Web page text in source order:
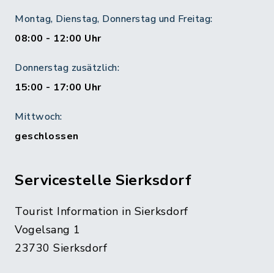
Montag, Dienstag, Donnerstag und Freitag:
08:00 - 12:00 Uhr
Donnerstag zusätzlich:
15:00 - 17:00 Uhr
Mittwoch:
geschlossen
Servicestelle Sierksdorf
Tourist Information in Sierksdorf
Vogelsang 1
23730 Sierksdorf